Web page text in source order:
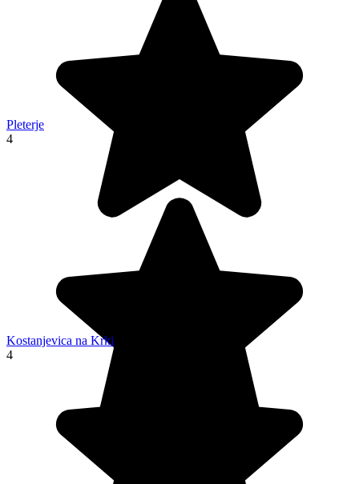
Pleterje
4
Kostanjevica na Krki
4